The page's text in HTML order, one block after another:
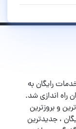
ارائه خدمات رایگان به
اندازی شد.
و بروزترین
، جدیدترین